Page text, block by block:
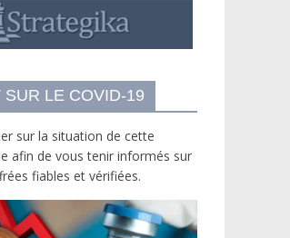
SUR LE COVID-19
sur la situation de cette
afin de vous tenir informés sur
fiables et vérifiées.